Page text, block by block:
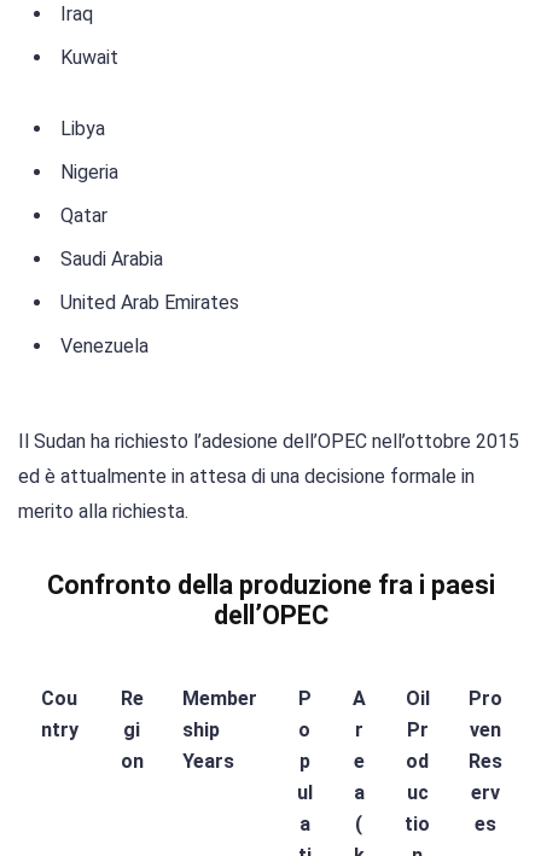
Iraq
Kuwait
Libya
Nigeria
Qatar
Saudi Arabia
United Arab Emirates
Venezuela
Il Sudan ha richiesto l’adesione dell’OPEC nell’ottobre 2015
ed è attualmente in attesa di una decisione formale in
merito alla richiesta.
Confronto della produzione fra i paesi
dell’OPEC
Cou
ntry
Re
gi
on
Member
ship
Years
P
o
p
ul
a
A
r
e
a
(
Oil
Pr
od
uc
tio
Pro
ven
Res
erv
es